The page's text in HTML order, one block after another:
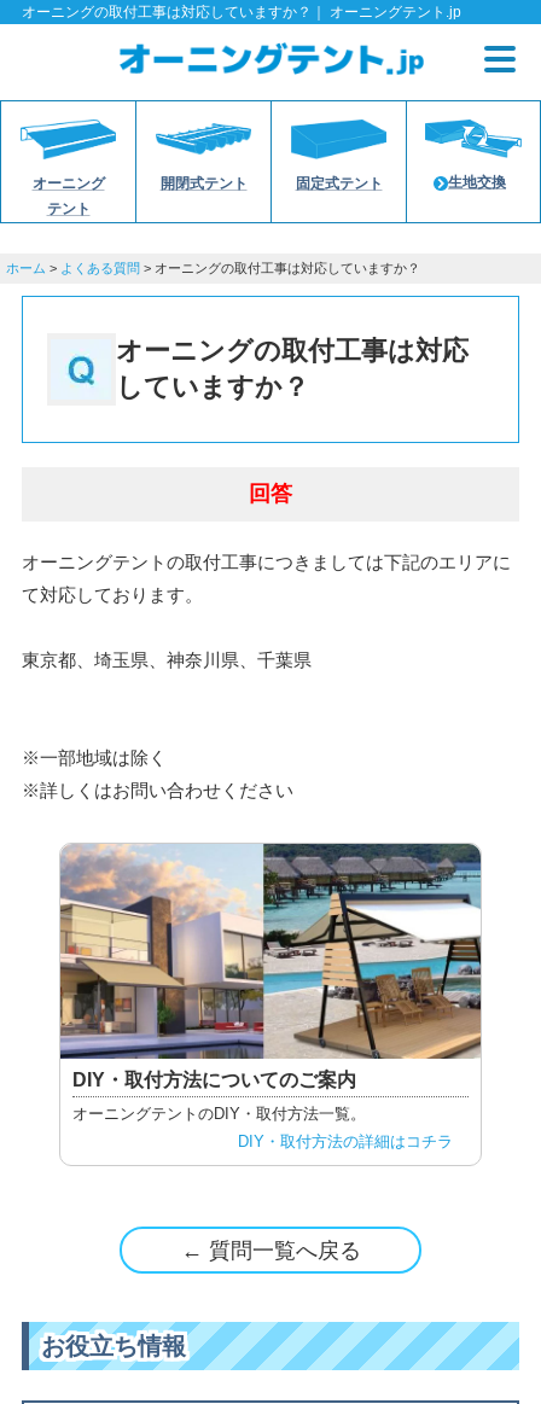
オーニングの取付工事は対応していますか？｜ オーニングテント.jp
オーニング
テント
開閉式テント 固定式テント 生地交換
ホーム > よくある質問 > オーニングの取付工事は対応していますか？
オーニングの取付工事は対応
していますか？
回答
オーニングテントの取付工事につきましては下記のエリアに
て対応しております。
東京都、埼玉県、神奈川県、千葉県
※一部地域は除く
※詳しくはお問い合わせください
DIY・取付方法についてのご案内
オーニングテントのDIY・取付方法一覧。
DIY・取付方法の詳細はコチラ
← 質問一覧へ戻る
お役立ち情報